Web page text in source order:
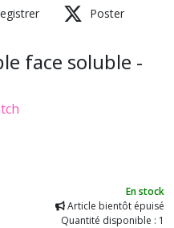
Poster
face soluble -
En stock
Article bientôt épuisé
Quantité disponible : 1